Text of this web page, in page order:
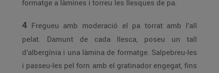
formatge a làmines i torreu les llesques de pa.
4 Fregueu amb moderació el pa torrat amb l’all
pelat. Damunt de cada llesca, poseu un tall
d’albergínia i una làmina de formatge. Salpebreu-les
i passeu-les pel forn amb el gratinador engegat, fins